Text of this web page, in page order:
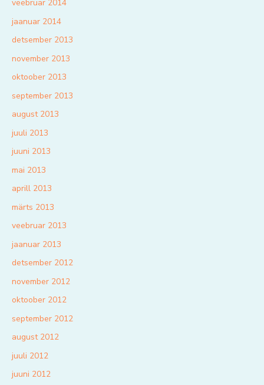
veebruar 2014
jaanuar 2014
detsember 2013
november 2013
oktoober 2013
september 2013
august 2013
juuli 2013
juuni 2013
mai 2013
aprill 2013
märts 2013
veebruar 2013
jaanuar 2013
detsember 2012
november 2012
oktoober 2012
september 2012
august 2012
juuli 2012
juuni 2012